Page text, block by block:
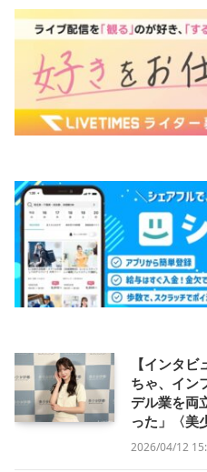
【インタ
ちゃ、イン
デル業を両
った」〈美
2026/04/12